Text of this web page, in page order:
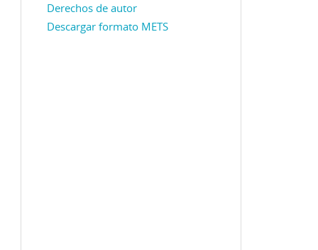
Derechos de autor
Descargar formato METS